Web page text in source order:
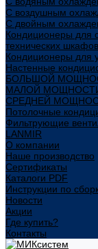
С воздушным
С двойным
Кондиционеры для
технических шкафов
Кондиционеры для
Настенные
БОЛЬШОЙ
МАЛОЙ МОЩНОСТИ
СРЕДНЕЙ
Потолочные
Фильтрующие
LANMIR
О компании
Наше производство
Сертификаты
Каталоги PDF
Инструкции по
Новости
Акции
Где купить?
Контакты